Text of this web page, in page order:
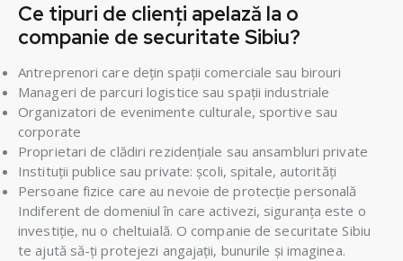
Ce tipuri de clienți apelază la o
companie de securitate Sibiu?
Antreprenori care dețin spații comerciale sau birouri
Manageri de parcuri logistice sau spații industriale
Organizatori de evenimente culturale, sportive sau
corporate
Proprietari de clădiri rezidențiale sau ansambluri private
Instituții publice sau private: școli, spitale, autorități
Persoane fizice care au nevoie de protecție personală
Indiferent de domeniul în care activezi, siguranța este o
investiție, nu o cheltuială. O companie de securitate Sibiu
te ajută să-ți protejezi angajații, bunurile și imaginea.